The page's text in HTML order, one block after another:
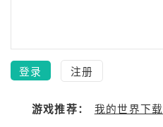
登录 注册
游戏推荐： 我的世界下载